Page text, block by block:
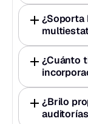
¿Soporta
¿Cuánto
¿Brilo